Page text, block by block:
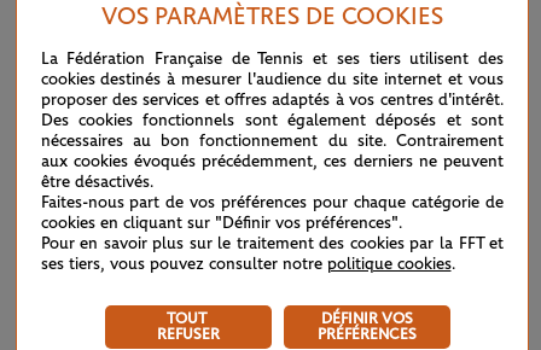
MARDI 17 MAI 2022
EN DIRECT J2 : Verdasco ok, Lopez sorti
VOS PARAMÈTRES DE COOKIES
La Fédération Française de Tennis et ses tiers utilisent des
cookies destinés à mesurer l'audience du site internet et vous
proposer des services et offres adaptés à vos centres d'intérêt.
Des cookies fonctionnels sont également déposés et sont
nécessaires au bon fonctionnement du site. Contrairement
aux cookies évoqués précédemment, ces derniers ne peuvent
être désactivés.
Faites-nous part de vos préférences pour chaque catégorie de
cookies en cliquant sur "Définir vos préférences".
Pour en savoir plus sur le traitement des cookies par la FFT et
ses tiers, vous pouvez consulter notre politique cookies.
TOUT
REFUSER
DÉFINIR VOS
PRÉFÉRENCES